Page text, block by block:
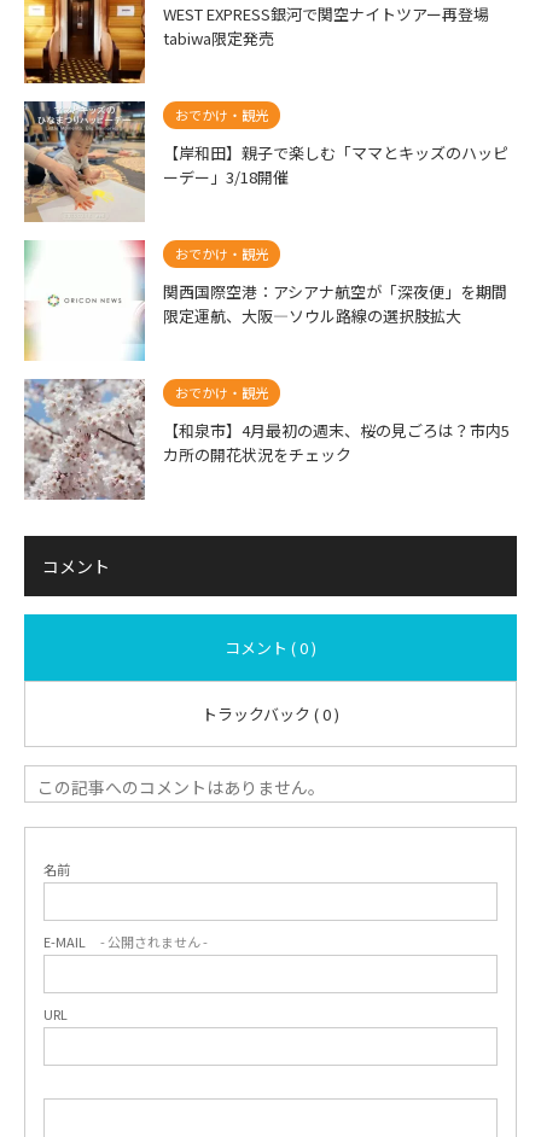
WEST EXPRESS銀河で関空ナイトツアー再登場
tabiwa限定発売
おでかけ・観光
【岸和田】親子で楽しむ「ママとキッズのハッピ
ーデー」3/18開催
おでかけ・観光
関西国際空港：アシアナ航空が「深夜便」を期間
限定運航、大阪―ソウル路線の選択肢拡大
おでかけ・観光
【和泉市】4月最初の週末、桜の見ごろは？市内5
カ所の開花状況をチェック
コメント
コメント ( 0 )
トラックバック ( 0 )
この記事へのコメントはありません。
名前
E-MAIL - 公開されません -
URL